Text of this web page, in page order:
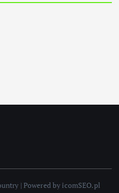
| Powered by icomSEO.pl